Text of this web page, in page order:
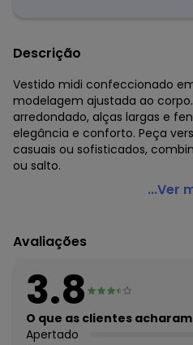
Descrição
Vestido midi confeccionado
modelagem ajustada ao
arredondado, alças largas e
elegância e conforto. Peça
casuais ou sofisticados,
ou salto.
Colcci Jeans - Vestido
Modelagem: Justa
Modelo: Tubinho
Modelo da Manga: Regata
Comprimento: Midi
Forro: Não
Cinto: Não Acompanha
...Ver
Avaliações
3.8
O que as clientes
Apertado